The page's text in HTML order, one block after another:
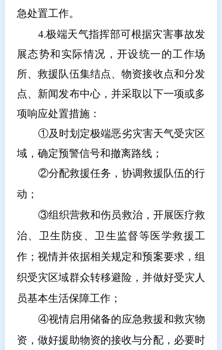
急处置工作。
4.极端天气指挥部可根据灾害事故发
展态势和实际情况，开设统一的工作场
所、救援队伍集结点、物资接收点和分发
点、新闻发布中心，并采取以下一项或多
项响应处置措施：
①及时划定极端恶劣灾害天气受灾区
域，确定预警信号和撤离路线；
②分配救援任务，协调救援队伍的行
动；
③组织营救和伤员救治，开展医疗救
治、卫生防疫、卫生监督等医学救援工
作；视情并依据相关规定和预案要求，组
织受灾区域群众转移避险，并做好受灾人
员基本生活保障工作；
④视情启用储备的应急救援和救灾物
资，做好援助物资的接收与分配，必要时